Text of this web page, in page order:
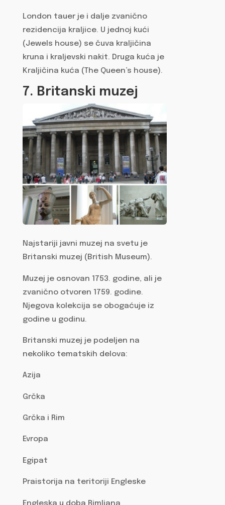
London tauer je i dalje zvanično
rezidencija kraljice. U jednoj kući
(Jewels house) se čuva kraljičina
kruna i kraljevski nakit. Druga kuća je
Kraljičina kuća (The Queen’s house).
7. Britanski muzej
Najstariji javni muzej na svetu je
Britanski muzej (British Museum).
Muzej je osnovan 1753. godine, ali je
zvanično otvoren 1759. godine.
Njegova kolekcija se obogaćuje iz
godine u godinu.
Britanski muzej je podeljen na
nekoliko tematskih delova:
Azija
Grčka
Grčka i Rim
Evropa
Egipat
Praistorija na teritoriji Engleske
Engleska u doba Rimljana